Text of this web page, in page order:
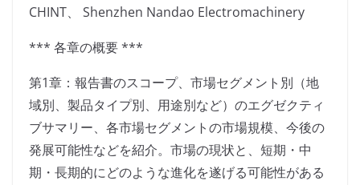
CHINT、 Shenzhen Nandao Electromachinery
*** 各章の概要 ***
第1章：報告書のスコープ、市場セグメント別（地
域別、製品タイプ別、用途別など）のエグゼクティ
ブサマリー、各市場セグメントの市場規模、今後の
発展可能性などを紹介。市場の現状と、短期・中
期・長期的にどのような進化を遂げる可能性がある